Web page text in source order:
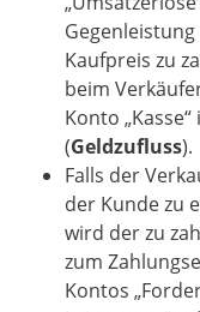
Kaufpreis zu
beim
Konto
(Geldzufluss).
Falls der
der Kunde zu
wird der zu
zum
Kontos